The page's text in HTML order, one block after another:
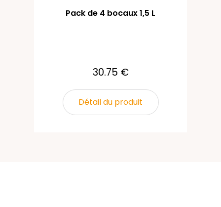
Pack de 4 bocaux 1,5 L
30.75 €
Détail du produit